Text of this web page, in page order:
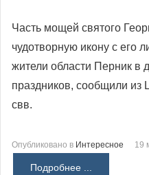
Часть мощей святого
чудотворную икону с его
жители области Перник в
праздников, сообщили из
свв.
Опубликовано в Интересное 19
Подробнее ...